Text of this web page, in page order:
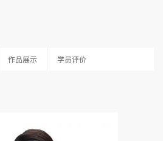
作品展示 学员评价